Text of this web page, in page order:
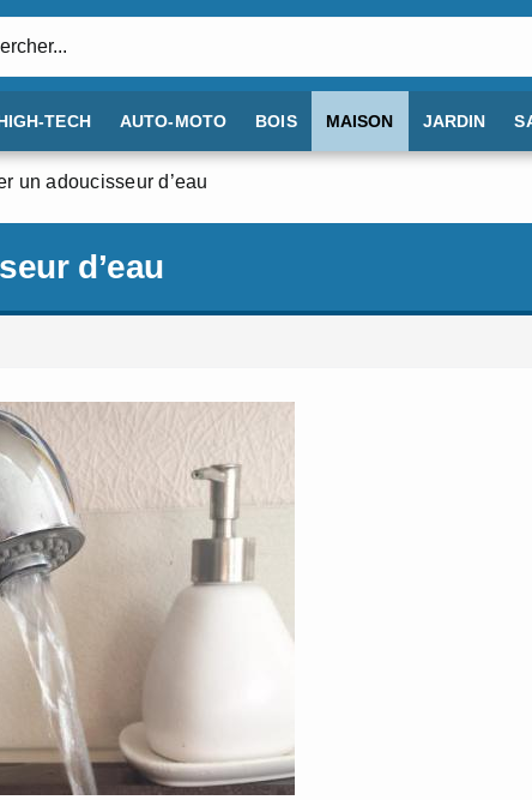
TECH AUTO-MOTO BOIS MAISON JARDIN
un adoucisseur d’eau
d’eau